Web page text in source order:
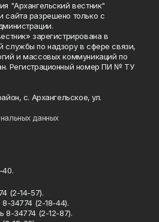
"Архангельский вестник"
сайта разрешено только с
зарегистрирована в
службы по надзору в сфере связи,
и массовых коммуникаций по
Регистрационный номер ПИ № ТУ
с. Архангельское, ул.
данных
(2-14-57).
8-34774 (2-18-44).
8-34774 (2-12-87).